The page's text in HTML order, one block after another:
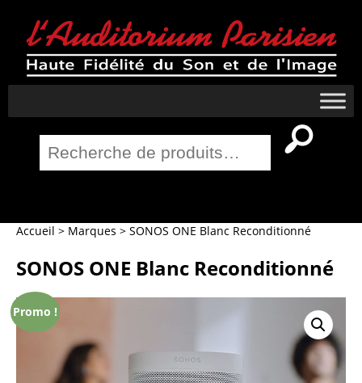
pour :
Accueil > Marques > SONOS ONE Blanc Reconditionné
SONOS ONE Blanc Reconditionné
Promo !